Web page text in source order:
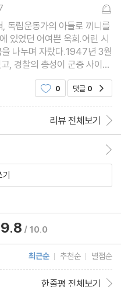
독립운동가의 아들로 끼니를
있었던 어여쁜 옥희.어린 시
나누며 자랐다.1947년 3월
, 경찰의 총성이 군중 사이를
길고 참혹했던 4‧3의 시간. 이
0 댓글 0
리뷰 전체보기
기
9.8 / 10.0
최근순 추천순 별점순
한줄평 전체보기